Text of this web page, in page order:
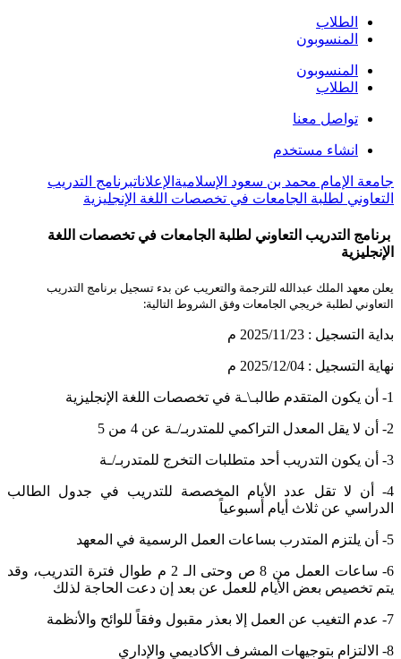
الطلاب
المنسوبون
المنسوبون
الطلاب
تواصل معنا
انشاء مستخدم
جامعة الإمام محمد بن سعود الإسلامية الإعلاناتبرنامج التدريب
التعاوني لطلبة الجامعات في تخصصات اللغة الإنجليزية
برنامج التدريب التعاوني لطلبة الجامعات في تخصصات اللغة
الإنجليزية
​​​يعلن معهد الملك عبدالله للترجمة والتعريب عن بدء تسجيل برنامج التدريب
التعاوني لطلبة خريجي الجامعات وفق الشروط التالية:
بداية التسجيل : 2025/11/23​ م
نهاية التسجيل : 2025/12/04 م​​
1- أن يكون المتقدم طالبـ\ـة في تخصصات اللغة الإنجليزية
2- أن لا يقل المعدل التراكمي للمتدربـ/ـة عن 4 من 5
3- أن يكون التدريب أحد متطلبات التخرج للمتدربـ/ـة
4- أن لا تقل عدد الأيام المخصصة للتدريب في جدول الطالب
الدراسي عن ثلاث أيام أسبوعياً
5- أن يلتزم المتدرب بساعات العمل الرسمية في المعهد
6- ساعات العمل من 8 ص وحتى الـ 2 م طوال فترة التدريب، وقد
يتم تخصيص بعض الأيام للعمل عن بعد إن دعت الحاجة لذلك
7- عدم التغيب عن العمل إلا بعذر مقبول وفقاً للوائح والأنظمة
8- الالتزام بتوجيهات المشرف الأكاديمي والإداري